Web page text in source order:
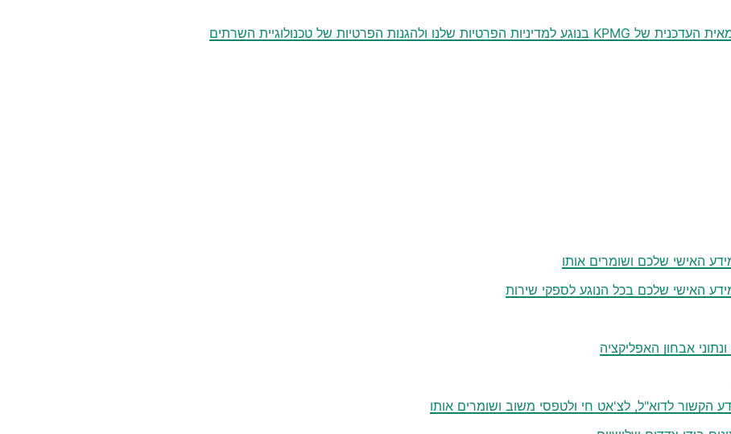
קראו עוד על הביקורת העצמאית העדכנית של KPMG בנוגע למדיניות הפרטיות שלנו ולהגנות הפרטיות של טכנולוגיית השרתים
האישי שלכם ושומרים אותו
האישי שלכם בכל הנוגע לספקי שירות
אבחון האפליקציה
הקשור לדוא"ל, לצ'אט חי ולטפסי משוב ושומרים אותו